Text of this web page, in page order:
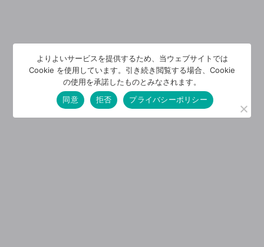
よりよいサービスを提供するため、当ウェブサイトでは
Cookie を使用しています。引き続き閲覧する場合、Cookie
の使用を承諾したものとみなされます。
同意
拒否 プライバシーポリシー